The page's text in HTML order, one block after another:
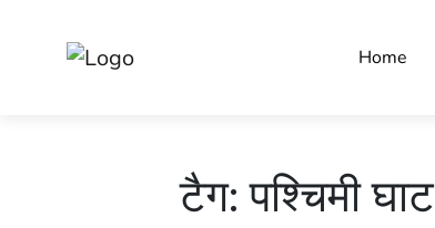
Home
टैग:पश्चिमी घाट